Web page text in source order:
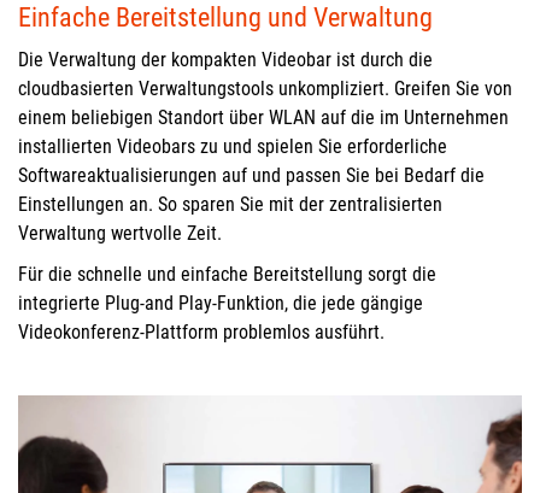
Einfache Bereitstellung und Verwaltung
Die Verwaltung der kompakten Videobar ist durch die
cloudbasierten Verwaltungstools unkompliziert. Greifen Sie von
einem beliebigen Standort über WLAN auf die im Unternehmen
installierten Videobars zu und spielen Sie erforderliche
Softwareaktualisierungen auf und passen Sie bei Bedarf die
Einstellungen an. So sparen Sie mit der zentralisierten
Verwaltung wertvolle Zeit.
Für die schnelle und einfache Bereitstellung sorgt die
integrierte Plug-and Play-Funktion, die jede gängige
Videokonferenz-Plattform problemlos ausführt.